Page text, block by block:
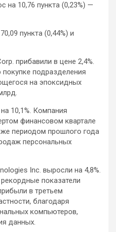
на 10,76 пункта (0,23%) —
пункта (0,44%) и
прибавили в цене 2,4%.
подразделения
на эпоксидных
10,1%. Компания
финансовом квартале
периодом прошлого года
персональных
Inc. выросли на 4,8%.
показатели
в третьем
благодаря
компьютеров,
данных.